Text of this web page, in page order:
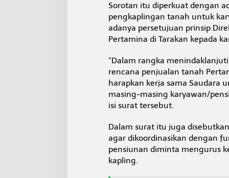
a
t
T
a
k
a
n
P
e
a
n
y
Sorotan itu diperkuat dengan
pengkaplingan tanah untuk
adanya persetujuan prinsip
Pertamina di Tarakan kepada
“Dalam rangka
rencana penjualan tanah
harapkan kerja sama Saudara
masing-masing karyawan/
isi surat tersebut.
Dalam surat itu juga
agar dikoordinasikan dengan
pensiunan diminta mengurus
kapling.